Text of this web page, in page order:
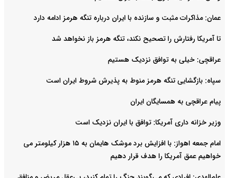
عمان: مذاکرات مثبت و سازنده با ایران درباره تنگه هرمز ادامه دارد
تا آمریکا رفتارش را تصحیح نکند، تنگه هرمز باز نخواهد شد
عراقچی: خیلی به توافق نزدیک هستیم
سپاه: بازگشایی تنگه هرمز منوط به پذیرش شروط ایران است
پیام عراقچی به همسایگان ایران
وزیر خزانه داری آمریکا: توافق با ایران نزدیک است
امام‌ جمعه اهواز: با افزایش برد موشک هایمان به ۱۵ هزار کیلومتر می
خواهیم عمق آمریکا را هدف قرار دهیم